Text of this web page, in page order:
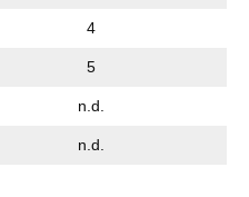
4
5
n.d.
n.d.